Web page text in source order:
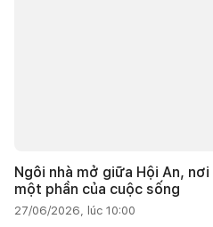
Ngôi nhà mở giữa Hội An,
một phần của cuộc sống
27/06/2026, lúc 10:00